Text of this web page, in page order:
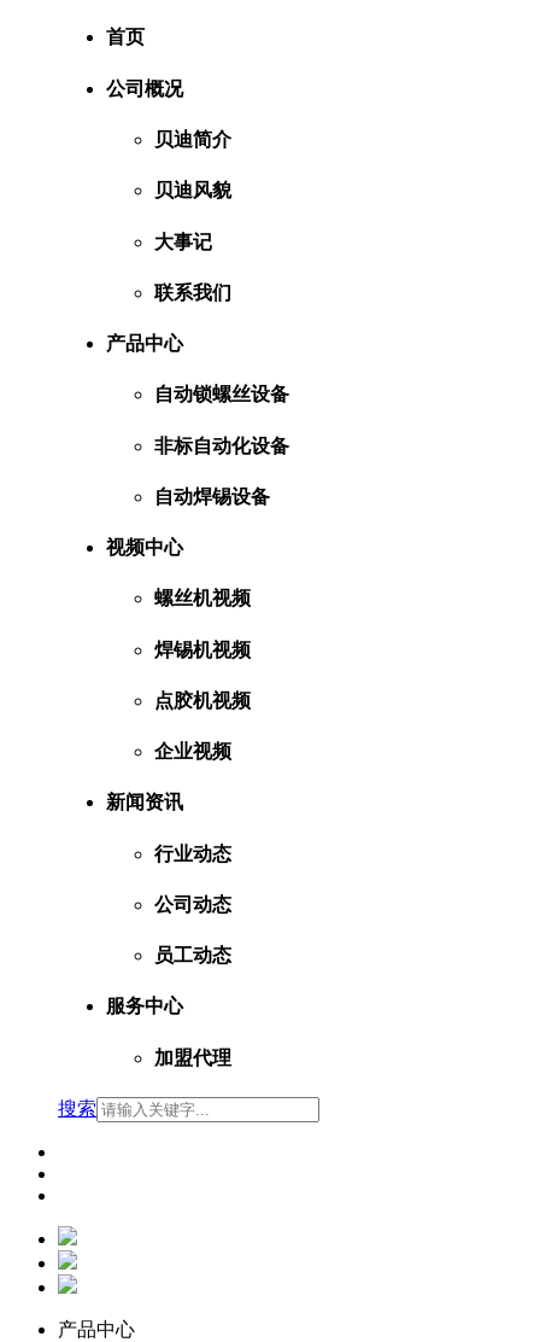
首页
公司概况
贝迪简介
贝迪风貌
大事记
联系我们
产品中心
自动锁螺丝设备
非标自动化设备
自动焊锡设备
视频中心
螺丝机视频
焊锡机视频
点胶机视频
企业视频
新闻资讯
行业动态
公司动态
员工动态
服务中心
加盟代理
搜索
产品中心